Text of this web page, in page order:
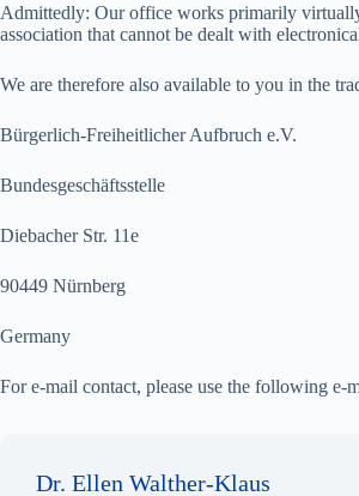
Admittedly: Our office works primarily
association that cannot be dealt with
We are therefore also available to you in the
Bürgerlich-Freiheitlicher Aufbruch e.V.
Bundesgeschäftsstelle
Diebacher Str. 11e
90449 Nürnberg
Germany
For e-mail contact, please use the following e-
Dr. Ellen Walther-Klaus